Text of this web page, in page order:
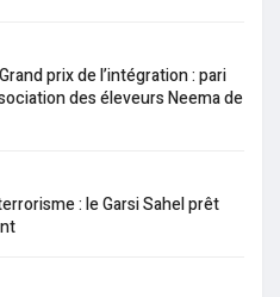
prix de l’intégration : pari
des éleveurs Neema de
: le Garsi Sahel prêt